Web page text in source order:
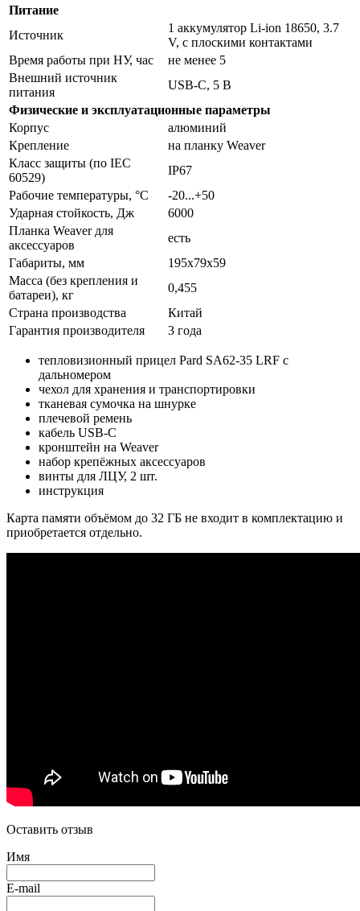
Питание
Источник
1 аккумулятор Li-ion 18650, 3.7
V, с плоскими контактами
Время работы при НУ, час
не менее 5
Внешний источник
питания
USB-C, 5 B
Физические и эксплуатационные параметры
Корпус
алюминий
Крепление
на планку Weaver
Класс защиты (по IEC
60529)
IP67
Рабочие температуры, °C
-20...+50
Ударная стойкость, Дж
6000
Планка Weaver для
аксессуаров
есть
Габариты, мм
195x79x59
Масса (без крепления и
батареи), кг
0,455
Страна производства
Китай
Гарантия производителя
3 года
тепловизионный прицел Pard SA62-35 LRF с
дальномером
чехол для хранения и транспортировки
тканевая сумочка на шнурке
плечевой ремень
кабель USB-C
кронштейн на Weaver
набор крепёжных аксессуаров
винты для ЛЦУ, 2 шт.
инструкция
Карта памяти объёмом до 32 ГБ не входит в комплектацию и
приобретается отдельно.
Оставить отзыв
Имя
E-mail